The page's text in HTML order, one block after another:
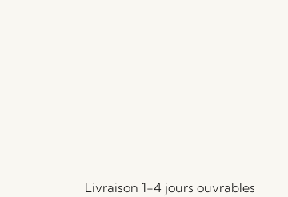
Livraison 1-4 jours ouvrables